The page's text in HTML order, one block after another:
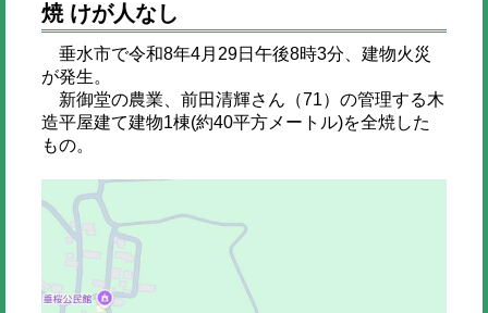
焼 けが人なし
垂水市で令和8年4月29日午後8時3分、建物火災
が発生。
新御堂の農業、前田清輝さん（71）の管理する木
造平屋建て建物1棟(約40平方メートル)を全焼した
もの。